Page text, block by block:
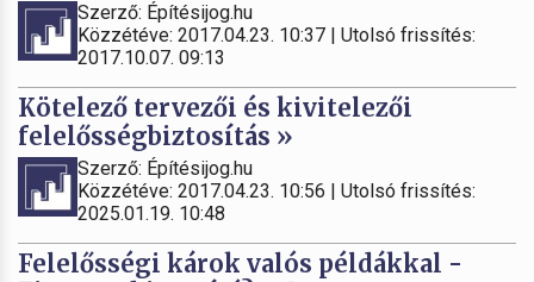
Szerző: Építésijog.hu
Közzétéve: 2017.04.23. 10:37 | Utolsó frissítés:
2017.10.07. 09:13
Kötelező tervezői és kivitelezői
felelősségbiztosítás »
Szerző: Építésijog.hu
Közzétéve: 2017.04.23. 10:56 | Utolsó frissítés:
2025.01.19. 10:48
Felelősségi károk valós példákkal -